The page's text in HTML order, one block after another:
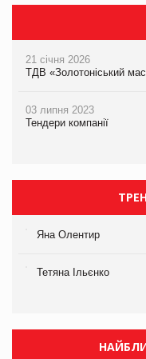
21 січня 2026
ТДВ «Золотоніський
03 липня 2023
Тендери компанії
Яна Олентир
Тетяна Ільєнко